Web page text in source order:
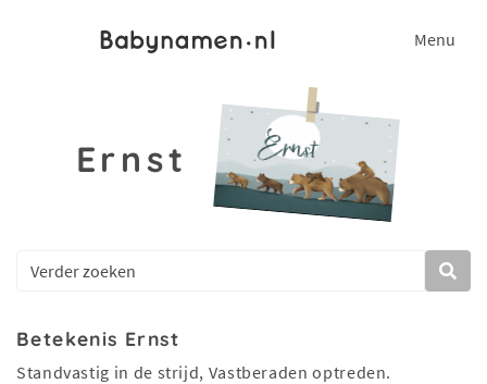
Menu
Ernst
Betekenis Ernst
Standvastig in de strijd, Vastberaden optreden.